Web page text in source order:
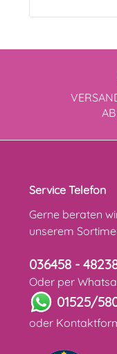
Service Telefon
Gerne beraten
unserem
036458 -
Oder per
01525/
oder